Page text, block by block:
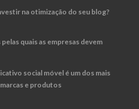
na otimização do seu blog?
quais as empresas devem
social móvel é um dos mais
e produtos